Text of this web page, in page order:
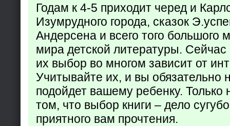
Годам к 4-5 приходит черед и
Изумрудного города, сказок
Андерсена и всего того большого
мира детской литературы. Сейчас
их выбор во многом зависит от
Учитывайте их, и вы обязательно
подойдет вашему ребенку. Только
том, что выбор книги – дело
приятного вам прочтения.